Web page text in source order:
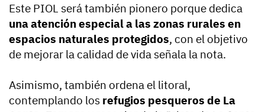
Este PIOL será también pionero porque dedica
una atención especial a las zonas rurales en
espacios naturales protegidos, con el objetivo
de mejorar la calidad de vida señala la nota.
Asimismo, también ordena el litoral,
contemplando los refugios pesqueros de La